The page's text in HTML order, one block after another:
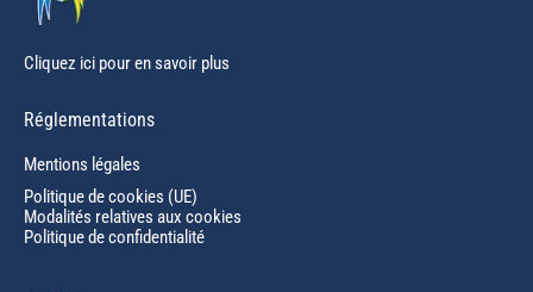
Cliquez ici pour en savoir plus
Réglementations
Mentions légales
Politique de cookies (UE)
Modalités relatives aux cookies
Politique de confidentialité